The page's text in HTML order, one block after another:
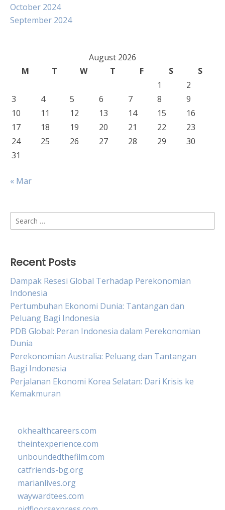
October 2024
September 2024
August 2026
M
T W T F S
S
1
2
3
4 5 6 7 8
9
10
11 12 13 14 15
16
17
18 19 20 21 22
23
24
25 26 27 28 29
30
31
« Mar
Search
for:
Recent Posts
Dampak Resesi Global Terhadap Perekonomian
Indonesia
Pertumbuhan Ekonomi Dunia: Tantangan dan
Peluang Bagi Indonesia
PDB Global: Peran Indonesia dalam Perekonomian
Dunia
Perekonomian Australia: Peluang dan Tantangan
Bagi Indonesia
Perjalanan Ekonomi Korea Selatan: Dari Krisis ke
Kemakmuran
okhealthcareers.com
theintexperience.com
unboundedthefilm.com
catfriends-bg.org
marianlives.org
waywardtees.com